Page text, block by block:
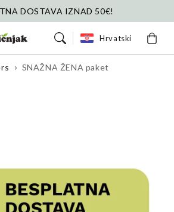
DOSTAVA IZNAD 50€!
Hrvatski Košarica
SNAŽNA ŽENA paket